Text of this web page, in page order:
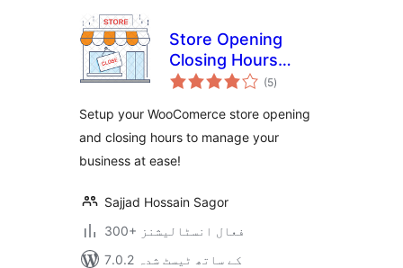
Store Opening
Closing Hours
Manager
(5مجموعی
درجہ
)
Setup your WooComerce store opening
and closing hours to manage your
business at ease!
Sajjad Hossain Sagor
300+ فعال انسٹالیشنز
7.0.2 کے ساتھ ٹیسٹ شدہ